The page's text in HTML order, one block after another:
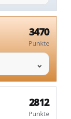
3470
Punkte
2812
Punkte